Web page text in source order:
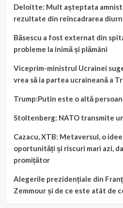
Deloitte: Mult așteptata
rezultate din reîncadrarea
Băsescu a fost externat din
probleme la inimă și plămâni
Viceprim-ministrul Ucrainei
vrea să ia partea ucraineană a
Trump:Putin este o altă
Stoltenberg: NATO transmite
Cazacu, XTB: Metaversul, o
oportunități și riscuri mari azi,
promițător
Alegerile prezidențiale din
Zemmour și de ce este atât de